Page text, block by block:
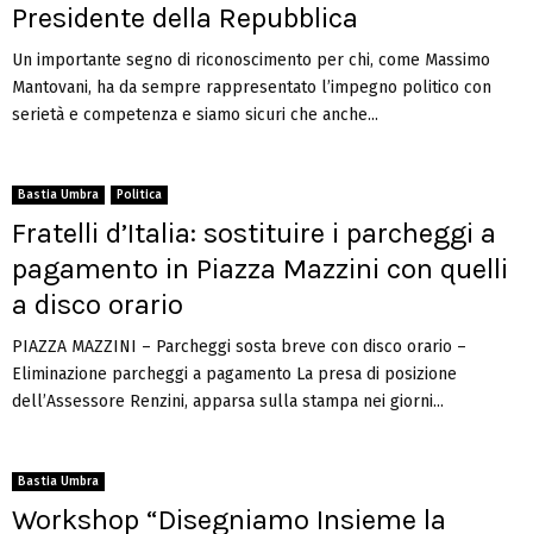
Presidente della Repubblica
Un importante segno di riconoscimento per chi, come Massimo
Mantovani, ha da sempre rappresentato l’impegno politico con
serietà e competenza e siamo sicuri che anche...
Bastia Umbra Politica
Fratelli d’Italia: sostituire i parcheggi a
pagamento in Piazza Mazzini con quelli
a disco orario
PIAZZA MAZZINI – Parcheggi sosta breve con disco orario –
Eliminazione parcheggi a pagamento La presa di posizione
dell’Assessore Renzini, apparsa sulla stampa nei giorni...
Bastia Umbra
Workshop “Disegniamo Insieme la